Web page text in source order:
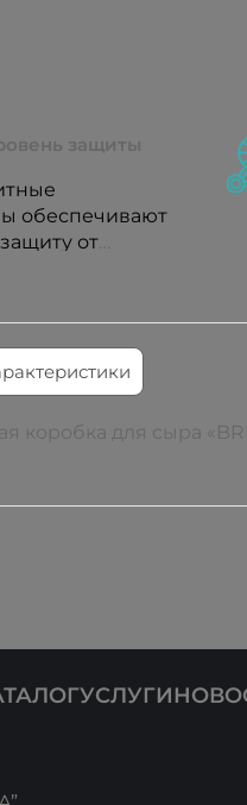
защиты
обеспечивают
от
коробка для сыра
УСЛУГИ